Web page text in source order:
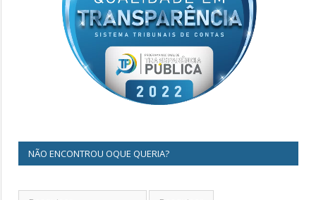
NÃO ENCONTROU OQUE QUERIA?